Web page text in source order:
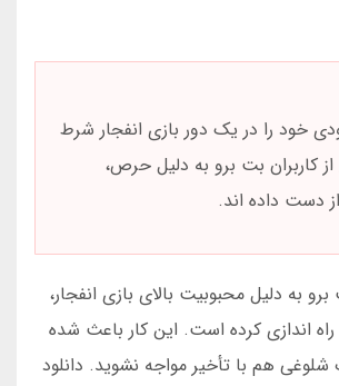
خود را در یک دور بازی انفجار شرط
از کاربران بت برو به دلیل حرص،
دست داده اند.
به دلیل محبوبیت بالای بازی انفجار،
اندازی کرده است. این کار باعث شده
هم با تأخیر مواجه نشوید. دانلود